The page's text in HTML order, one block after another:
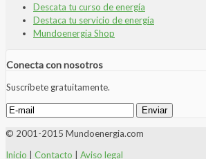
Descata tu curso de energía
Destaca tu servicio de energía
Mundoenergia Shop
Conecta con nosotros
Suscríbete gratuitamente.
© 2001-2015 Mundoenergia.com
Inicio
Contacto Aviso legal